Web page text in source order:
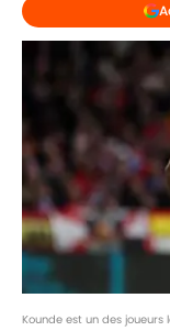
Kounde est un des joueurs